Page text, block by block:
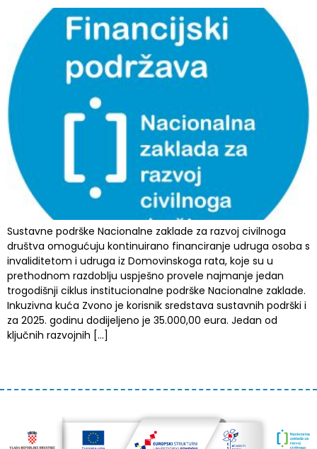
Sustavne podrške Nacionalne zaklade za razvoj civilnoga
društva omogućuju kontinuirano financiranje udruga osoba s
invaliditetom i udruga iz Domovinskoga rata, koje su u
prethodnom razdoblju uspješno provele najmanje jedan
trogodišnji ciklus institucionalne podrške Nacionalne zaklade.
Inkuzivna kuća Zvono je korisnik sredstava sustavnih podrški i
za 2025. godinu dodijeljeno je 35.000,00 eura. Jedan od
ključnih razvojnih […]